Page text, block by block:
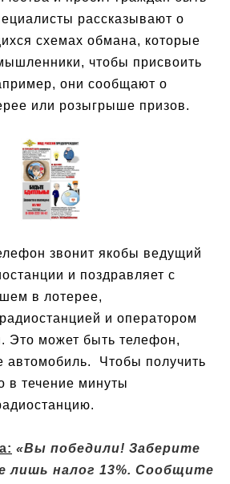
рассказывают о
схемах обмана, которые
чтобы присвоить
они сообщают о
или розыгрыше призов.
звонит якобы ведущий
и поздравляет с
в лотерее,
и оператором
Это может быть телефон,
автомобиль. Чтобы получить
в течение минуты
«Вы победили! Заберите
лишь налог 13%. Сообщите